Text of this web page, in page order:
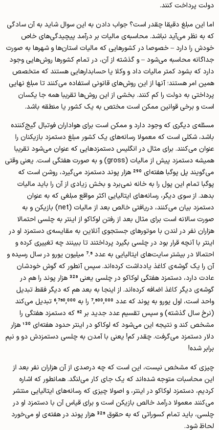
دولت پرداخت کنند.
اما این مبلغ دقیقا چقدر است؟ جواب دادن به این سوال شاید به آن سادگی
که به نظر می‌آید نباشد. محاسبه‌ی مالیات بر درآمد پیچیدگی‌های خاص
خودش را دارد – خصوصا در کشورهایی که مالیات استان‌ها و شهرها به صورت
جداگانه محاسبه می‌شود – و گذشته از آن، در تمام کشورها روش‌هایی وجود
دارد که بشود کمتر مالیات داد و وکلا یا حسابدارهایی هستند که متخصص
همین امر هستند؛ آنها از این روش‌های قانونی استفاده می‌کنند تا مبلغ نهایی
پرداختی به دولت را کم کنند. بخشی از این روش‌ها تقریبا همه جا یکسان
است و برخی قوانین ممکن است مختص به یک کشور یا منطقه باشد.
مسئله‌ی دیگری که وجود دارد و ممکن است برای هواداران فوتبال گیج‌کننده
باشد، شکلی است که معمولا رسانه‌های یک کشور مبلغ دستمزد بازیکنان را
عنوان می‌کنند. برای مثال در انگلیس دستمزدهایی که عنوان می‌شود تقریبا
همیشه دستمزد پیش از مالیات (gross) و به صورت هفتگی است. یعنی وقتی
می‌گویند پل پوگبا هفته‌ای 290 هزار پوند دستمزد می‌گیرد، روشن است که
پوگبا تمام این پول را به خانه نمی‌برد و بخش زیادی از آن را باید مالیات
بدهد. از سوی دیگر، رسانه‌های ایتالیایی اکثر مواقع مبلغی که به عنوان
دستمزد بیان می‌کنند، دریافتی خالص بعد از مالیات (net) بازیکن و به
صورت سالانه است برای مثال بعد از رفتن لوکاکو از اینتر به چلسی احتمالا
هزاران نفر در لندن با موتورهای جستجوی آنلاین به مقایسه‌ی دستمزد او در
اینتر با آنچه قرار بود در چلسی بگیرد پرداختند تا ببینند چه تغییری کرده و
احتمالا در بیشتر سایت‌های ایتالیایی به عدد 7.5 میلیون یورو در سال رسیده و
آن را یک گوشه‌ی کاغذ یادداشت کرده‌اند. سپس آنطور که گوش خودشان
عادت دارد، دستمزد هفتگی لوکاکو در چلسی یعنی 325 هزار پوند را هم در
گوشه‌ی دیگر کاغذ اضافه کرده‌اند. از اینجا به بعد هم که دیگر فقط تبدیل
واحد است، اول یورو به پوند که عدد 7,500,000 را به 6,750,000 تبدیل می‌کند
(نرخ سال گذشته) و سپس تقسیم عدد جدید بر 52 که دستمزد هفتگی را
مشخص کند و نتیجه این می‌شود که لوکاکو در اینتر حدود هفته‌ای 130 هزار
دلار دستمزد می‌گرفت. چقدر کم! یعنی با آمدن به چلسی دستمزدش دو و نیم
برابر شده!
چیزی که مشخص نیست، این است که چه درصدی از آن هزاران نفر بعد از
این محاسبات متوجه شده‌اند که یک جای کار می‌لنگد. همانطور که اشاره
کردیم، دستمزد لوکاکو در اینتر، و اصولا چیزی که رسانه‌های ایتالیایی منتشر
می‌کنند معمولا درآمد خالص بازیکن است و برای قیاس آن با دستمزد او در
چلسی، باید تمام کسوراتی که به حقوق 325 هزار پوند در هفته‌ی او می‌خورد
لحاظ شود.